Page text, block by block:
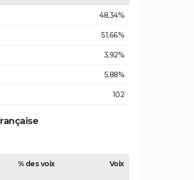
48,34%
51,66%
3,92%
5,88%
102
% des voix Voix